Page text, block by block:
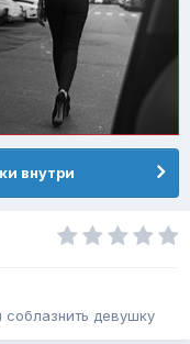
внутри
соблазнить девушку